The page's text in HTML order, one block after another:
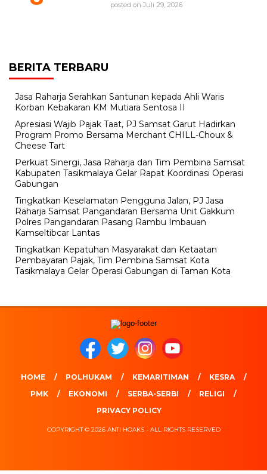
posted on Juli 29, 2026
BERITA TERBARU
Jasa Raharja Serahkan Santunan kepada Ahli Waris
Korban Kebakaran KM Mutiara Sentosa II
Apresiasi Wajib Pajak Taat, PJ Samsat Garut Hadirkan
Program Promo Bersama Merchant CHILL-Choux &
Cheese Tart
Perkuat Sinergi, Jasa Raharja dan Tim Pembina Samsat
Kabupaten Tasikmalaya Gelar Rapat Koordinasi Operasi
Gabungan
Tingkatkan Keselamatan Pengguna Jalan, PJ Jasa
Raharja Samsat Pangandaran Bersama Unit Gakkum
Polres Pangandaran Pasang Rambu Imbauan
Kamseltibcar Lantas
Tingkatkan Kepatuhan Masyarakat dan Ketaatan
Pembayaran Pajak, Tim Pembina Samsat Kota
Tasikmalaya Gelar Operasi Gabungan di Taman Kota
HOME POLHUKAM KEMARITIMAN
KESRA
PMK
EKONOMI SERBA-SERBI
RELIGI
PRIVACY POLICY
COPYRIGHT © 2026 ANTI HOAKS - ALL RIGHTS RESERVED